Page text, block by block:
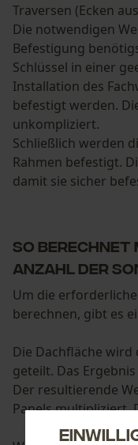
Traversen (Ecken
Die notwendigen
Befestigung
Schlüssel in einer
Installation des
befestigt werden.
unkompliziert.
Schließlich werden
Rahmen befestigt.
damit sie sicher
So berechnet
Anzahl der
Um die
berechnen, gibt es
Die Dachfläche wird
geteilt. Das
Der resultierende
Panels multipliziert.